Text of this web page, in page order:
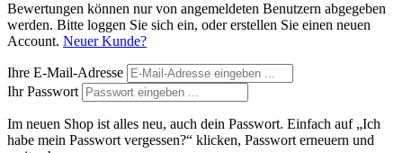
Bewertungen können nur von angemeldeten Benutzern abgegeben
werden. Bitte loggen Sie sich ein, oder erstellen Sie einen neuen
Account. Neuer Kunde?
Ihre E-Mail-Adresse
Ihr Passwort
Im neuen Shop ist alles neu, auch dein Passwort. Einfach auf „Ich
habe mein Passwort vergessen?“ klicken, Passwort erneuern und